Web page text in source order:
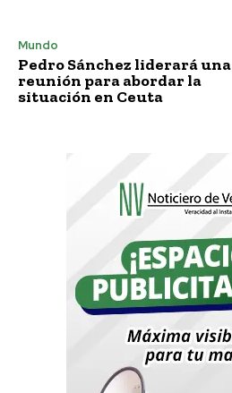
Mundo
Pedro Sánchez liderará una
reunión para abordar la
situación en Ceuta